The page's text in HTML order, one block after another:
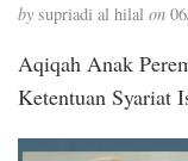
by supriadi al hilal on
Aqiqah Anak
Ketentuan Syariat